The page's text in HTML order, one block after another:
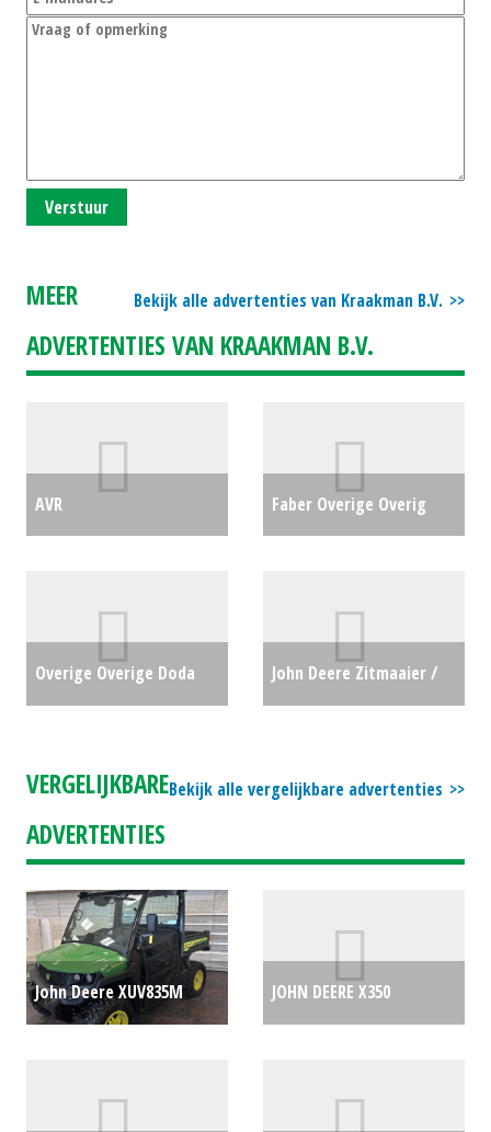
Verstuur
Bekijk alle advertenties van Kraakman B.V.
MEER
ADVERTENTIES VAN KRAAKMAN B.V.
AVR
#22107
€0
Faber Overige Overig
Overige Overige Doda
John Deere Zitmaaier /
Bekijk alle vergelijkbare advertenties
VERGELIJKBARE
ADVERTENTIES
John Deere XUV835M
JOHN DEERE X350